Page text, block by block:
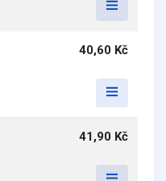
40,60 Kč
41,90 Kč